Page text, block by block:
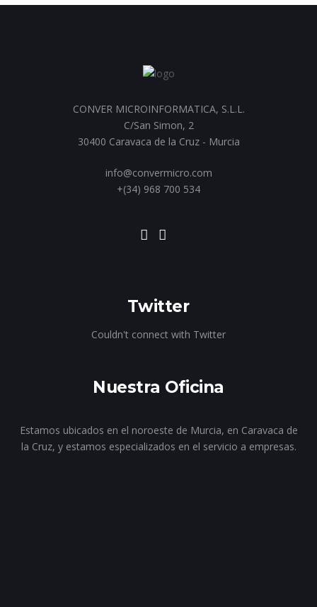
CONVER MICROINFORMATICA, S.L.L.
C/San Simon, 2
30400 Caravaca de la Cruz - Murcia
info@convermicro.com
+(34) 968 700 534
Twitter
Couldn't connect with Twitter
Nuestra Oficina
Estamos ubicados en el noroeste de Murcia, en Caravaca de
la Cruz, y estamos especializados en el servicio a empresas.